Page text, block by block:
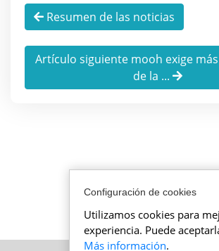
Resumen de las noticias
Artículo siguiente mooh exige
de la ...
Configuración de cookies
Utilizamos cookies para
experiencia. Puede
Más información.